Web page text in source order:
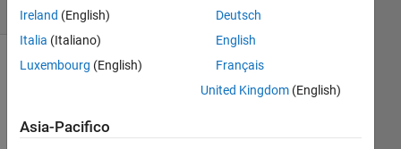
(30 giorni)
Ireland (English)
Italia (Italiano)
Luxembourg (English)
Deutsch
English
Français
United Kingdom(English)
Asia-Pacifico